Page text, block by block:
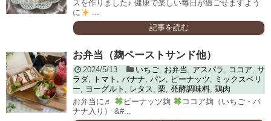
スを作りました♪ 健康で楽しい毎日が過ごせますよう
に
...
記事を読む
お弁当（麹ペーストサンド他）
2024/5/13 いちご, お弁当 , アスパラ , ココア, サ
ラダ, トマト , バナナ, パン, ピーナッツ, ミックスベリ
ー, ヨーグルト , レタス, 栗, 発酵調味料, 鶏肉
お弁当に♬
ピーナッツ麹
ココア麹（いちご・バ
ナナ入り） &#...